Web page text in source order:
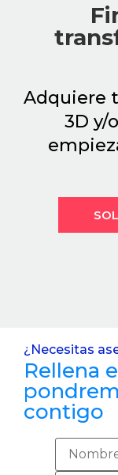
Adquiere
3D y/
¿Necesitas
Rellena
contigo